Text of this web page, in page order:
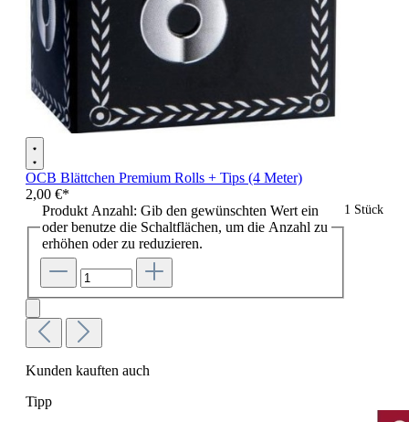
OCB Blättchen Premium Rolls + Tips (4 Meter)
2,00 €*
1 Stück
Produkt Anzahl: Gib den gewünschten Wert ein
oder benutze die Schaltflächen, um die Anzahl zu
erhöhen oder zu reduzieren.
Kunden kauften auch
Tipp